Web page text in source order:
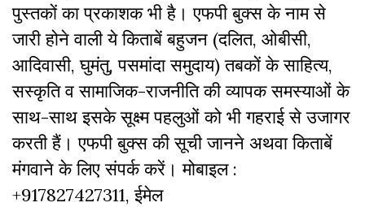
पुस्‍तकों का प्रकाशक भी है। एफपी बुक्‍स के नाम से
जारी होने वाली ये किताबें बहुजन (दलित, ओबीसी,
आदिवासी, घुमंतु, पसमांदा समुदाय) तबकों के साहित्‍य,
सस्‍क‍ृति व सामाजिक-राजनीति की व्‍यापक समस्‍याओं के
साथ-साथ इसके सूक्ष्म पहलुओं को भी गहराई से उजागर
करती हैं। एफपी बुक्‍स की सूची जानने अथवा किताबें
मंगवाने के लिए संपर्क करें। मोबाइल :
+917827427311, ईमेल